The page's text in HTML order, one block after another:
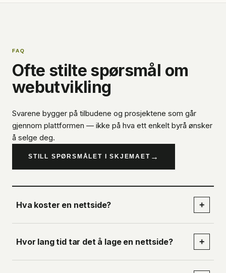
FAQ
Ofte stilte spørsmål om
webutvikling
Svarene bygger på tilbudene og prosjektene som går
gjennom plattformen — ikke på hva ett enkelt byrå ønsker
å selge deg.
STILL SPØRSMÅLET I SKJEMAET →
Hva koster en nettside? +
Hvor lang tid tar det å lage en nettside? +